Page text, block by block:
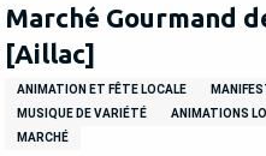
Marché Gourmand
[Aillac]
ANIMATION ET FÊTE LOCALE
MUSIQUE DE VARIÉTÉ
ANIMATIONS
MARCHÉ